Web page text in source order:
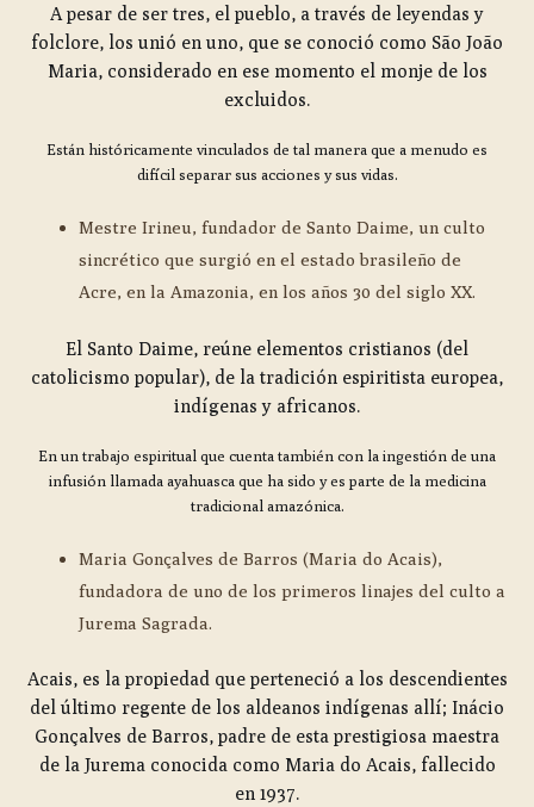
A pesar de ser tres, el pueblo, a través de leyendas y
folclore, los unió en uno, que se conoció como São João
Maria, considerado en ese momento el monje de los
excluidos.
Están históricamente vinculados de tal manera que a menudo es
difícil separar sus acciones y sus vidas.
Mestre Irineu, fundador de Santo Daime, un culto
sincrético que surgió en el estado brasileño de
Acre, en la Amazonia, en los años 30 del siglo XX.
El Santo Daime, reúne elementos cristianos (del
catolicismo popular), de la tradición espiritista europea,
indígenas y africanos.
En un trabajo espiritual que cuenta también con la ingestión de una
infusión llamada ayahuasca que ha sido y es parte de la medicina
tradicional amazónica.
Maria Gonçalves de Barros (Maria do Acais),
fundadora de uno de los primeros linajes del culto a
Jurema Sagrada.
Acais, es la propiedad que perteneció a los descendientes
del último regente de los aldeanos indígenas allí; Inácio
Gonçalves de Barros, padre de esta prestigiosa maestra
de la Jurema conocida como Maria do Acais, fallecido
en 1937.